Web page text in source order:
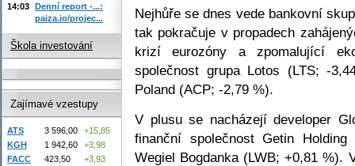
Nejhůře se dnes vede bankovní
tak pokračuje v propadech
krizí eurozóny a zpomalující
společnost grupa Lotos (LTS; -
Poland (ACP; -2,79 %).
V plusu se nacházejí developer
finanční společnost Getin
Wegiel Bogdanka (LWB; +0,81 %).
14:03 Denní report -...:
paiza.io/projec...
Škola investování
Zajímavé vzestupy
ATS 3 596,00
+15,85
KGH
1 942,60
+3,98
FACC
423,50
+3,93